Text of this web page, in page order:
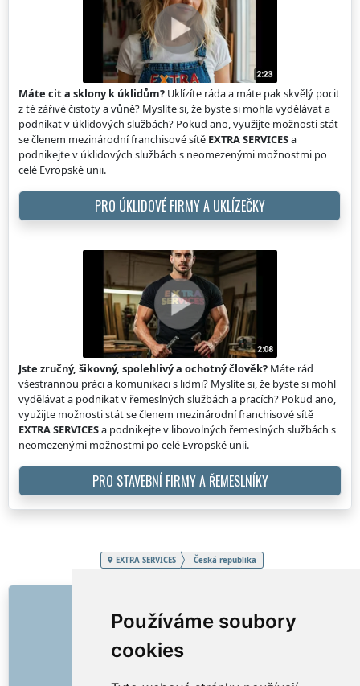
Používáme soubory
cookies
Máte cit a sklony k úklidům? Uklízíte ráda a máte pak skvělý pocit
z té zářivé čistoty a vůně? Myslíte si, že byste si mohla vydělávat a
podnikat v úklidových službách? Pokud ano, využijte možnosti stát
se členem mezinárodní franchisové sítě EXTRA SERVICESa
podnikejte v úklidových službách s neomezenými možnostmi po
celé Evropské unii.
PRO ÚKLIDOVÉ FIRMY A UKLÍZEČKY
Jste zručný, šikovný, spolehlivý a ochotný člověk? Máte rád
všestrannou práci a komunikaci s lidmi? Myslíte si, že byste si mohl
vydělávat a podnikat v řemeslných službách a pracích? Pokud ano,
využijte možnosti stát se členem mezinárodní franchisové sítě
EXTRA SERVICESa podnikejte v libovolných řemeslných službách s
neomezenými možnostmi po celé Evropské unii.
PRO STAVEBNÍ FIRMY A ŘEMESLNÍKY
EXTRA SERVICES Česká republika
O nás
Jak to všechno začalo